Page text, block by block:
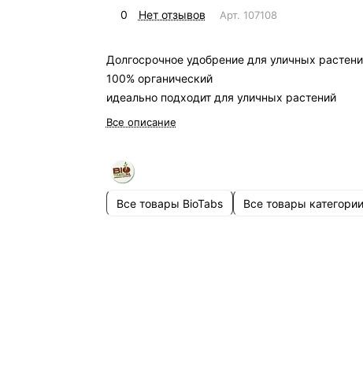
0 Нет отзывов Арт. 107108
Долгосрочное удобрение для уличных
100% органический
идеально подходит для уличных растений
Все описание
Все товары BioTabs Все товары категории